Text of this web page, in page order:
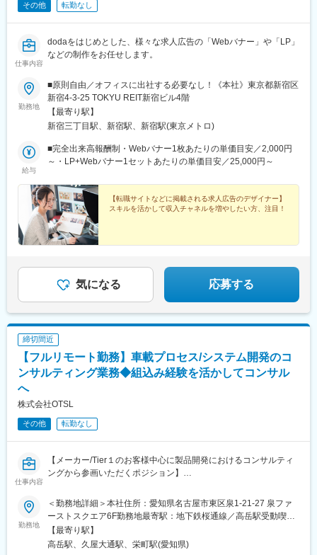
その他 転勤なし
仕事内容
dodaをはじめとした、様々な求人広告の「Webバナー」や「LP」
などの制作をお任せします。
勤務地
■原則自由／オフィスに出社する必要なし！《本社》東京都新宿区
新宿4-3-25 TOKYU REIT新宿ビル4階
【最寄り駅】
新宿三丁目駅、新宿駅、新宿駅(東京メトロ)
給与
■完全出来高報酬制・Webバナー1枚あたりの単価目安／2,000円
～・LP+Webバナー1セットあたりの単価目安／25,000円～
【転職サイトなどに掲載される求人広告のデザイナー】
スキルを活かして収入チャネルを増やしたい方、注目！
気になる 応募する
締切間近
【フルリモート勤務】車載プロセス/システム開発のコ
ンサルティング業務◆組込み経験を活かしてコンサル
へ
株式会社OTSL
その他 転勤なし
仕事内容
【メーカー/Tier１のお客様中心に製品開発におけるコンサルティ
ングから参画いただくポジション】
◆職務内容：
プロセス事業では、以下のテーマ（現在は主に車載製品のソフト
ウェア）を扱っています。
自動車関連製品開発を行う国内外の顧客に対する、規格と現実解
のギャップ補間のためのアセスメント、コンサル、教育サービス
勤務地
＜勤務地詳細＞本社住所：愛知県名古屋市東区泉1-21-27 泉ファ
ーストスクエア6F勤務地最寄駅：地下鉄桜通線／高岳駅受動喫煙
対策：屋内全面禁煙変更の範囲：会社の定める事業所（リモート
ワーク含む）
【最寄り駅】
高岳駅、久屋大通駅、栄町駅(愛知県)